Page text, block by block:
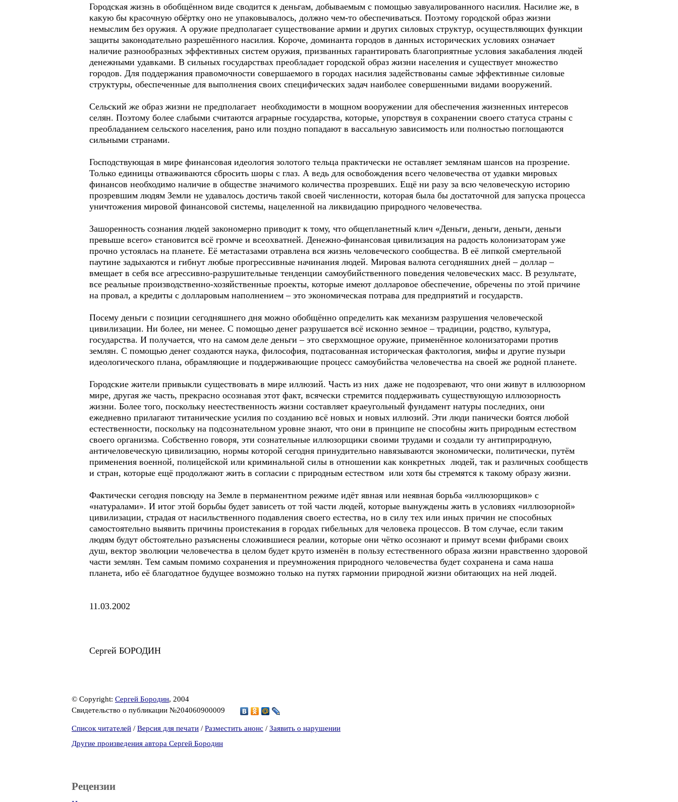
Городская жизнь в обобщённом виде сводится к деньгам, добываемым с помощью завуалированного насилия. Насилие же, в
какую бы красочную обёртку оно не упаковывалось, должно чем-то обеспечиваться. Поэтому городской образ жизни
немыслим без оружия. А оружие предполагает существование армии и других силовых структур, осуществляющих функции
защиты законодательно разрешённого насилия. Короче, доминанта городов в данных исторических условиях означает
наличие разнообразных эффективных систем оружия, призванных гарантировать благоприятные условия закабаления людей
денежными удавками. В сильных государствах преобладает городской образ жизни населения и существует множество
городов. Для поддержания правомочности совершаемого в городах насилия задействованы самые эффективные силовые
структуры, обеспеченные для выполнения своих специфических задач наиболее совершенными видами вооружений.
Сельский же образ жизни не предполагает необходимости в мощном вооружении для обеспечения жизненных интересов
селян. Поэтому более слабыми считаются аграрные государства, которые, упорствуя в сохранении своего статуса страны с
преобладанием сельского населения, рано или поздно попадают в вассальную зависимость или полностью поглощаются
сильными странами.
Господствующая в мире финансовая идеология золотого тельца практически не оставляет землянам шансов на прозрение.
Только единицы отваживаются сбросить шоры с глаз. А ведь для освобождения всего человечества от удавки мировых
финансов необходимо наличие в обществе значимого количества прозревших. Ещё ни разу за всю человеческую историю
прозревшим людям Земли не удавалось достичь такой своей численности, которая была бы достаточной для запуска процесса
уничтожения мировой финансовой системы, нацеленной на ликвидацию природного человечества.
Зашоренность сознания людей закономерно приводит к тому, что общепланетный клич «Деньги, деньги, деньги, деньги
превыше всего» становится всё громче и всеохватней. Денежно-финансовая цивилизация на радость колонизаторам уже
прочно устоялась на планете. Её метастазами отравлена вся жизнь человеческого сообщества. В её липкой смертельной
паутине задыхаются и гибнут любые прогрессивные начинания людей. Мировая валюта сегодняшних дней – доллар –
вмещает в себя все агрессивно-разрушительные тенденции самоубийственного поведения человеческих масс. В результате,
все реальные производственно-хозяйственные проекты, которые имеют долларовое обеспечение, обречены по этой причине
на провал, а кредиты с долларовым наполнением – это экономическая потрава для предприятий и государств.
Посему деньги с позиции сегодняшнего дня можно обобщённо определить как механизм разрушения человеческой
цивилизации. Ни более, ни менее. С помощью денег разрушается всё исконно земное – традиции, родство, культура,
государства. И получается, что на самом деле деньги – это сверхмощное оружие, применённое колонизаторами против
землян. С помощью денег создаются наука, философия, подтасованная историческая фактология, мифы и другие пузыри
идеологического плана, обрамляющие и поддерживающие процесс самоубийства человечества на своей же родной планете.
Городские жители привыкли существовать в мире иллюзий. Часть из них даже не подозревают, что они живут в иллюзорном
мире, другая же часть, прекрасно осознавая этот факт, всячески стремится поддерживать существующую иллюзорность
жизни. Более того, поскольку неестественность жизни составляет краеугольный фундамент натуры последних, они
ежедневно прилагают титанические усилия по созданию всё новых и новых иллюзий. Эти люди панически боятся любой
естественности, поскольку на подсознательном уровне знают, что они в принципе не способны жить природным естеством
своего организма. Собственно говоря, эти сознательные иллюзорщики своими трудами и создали ту антиприродную,
античеловеческую цивилизацию, нормы которой сегодня принудительно навязываются экономически, политически, путём
применения военной, полицейской или криминальной силы в отношении как конкретных людей, так и различных сообществ
и стран, которые ещё продолжают жить в согласии с природным естеством или хотя бы стремятся к такому образу жизни.
Фактически сегодня повсюду на Земле в перманентном режиме идёт явная или неявная борьба «иллюзорщиков» с
«натуралами». И итог этой борьбы будет зависеть от той части людей, которые вынуждены жить в условиях «иллюзорной»
цивилизации, страдая от насильственного подавления своего естества, но в силу тех или иных причин не способных
самостоятельно выявить причины проистекания в городах гибельных для человека процессов. В том случае, если таким
людям будут обстоятельно разъяснены сложившиеся реалии, которые они чётко осознают и примут всеми фибрами своих
душ, вектор эволюции человечества в целом будет круто изменён в пользу естественного образа жизни нравственно здоровой
части землян. Тем самым помимо сохранения и преумножения природного человечества будет сохранена и сама наша
планета, ибо её благодатное будущее возможно только на путях гармонии природной жизни обитающих на ней людей.
11.03.2002
Сергей БОРОДИН
© Copyright: Сергей Бородин, 2004
Свидетельство о публикации №204060900009
Список читателей / Версия для печати / Разместить анонс / Заявить о нарушении
Другие произведения автора Сергей Бородин
Рецензии